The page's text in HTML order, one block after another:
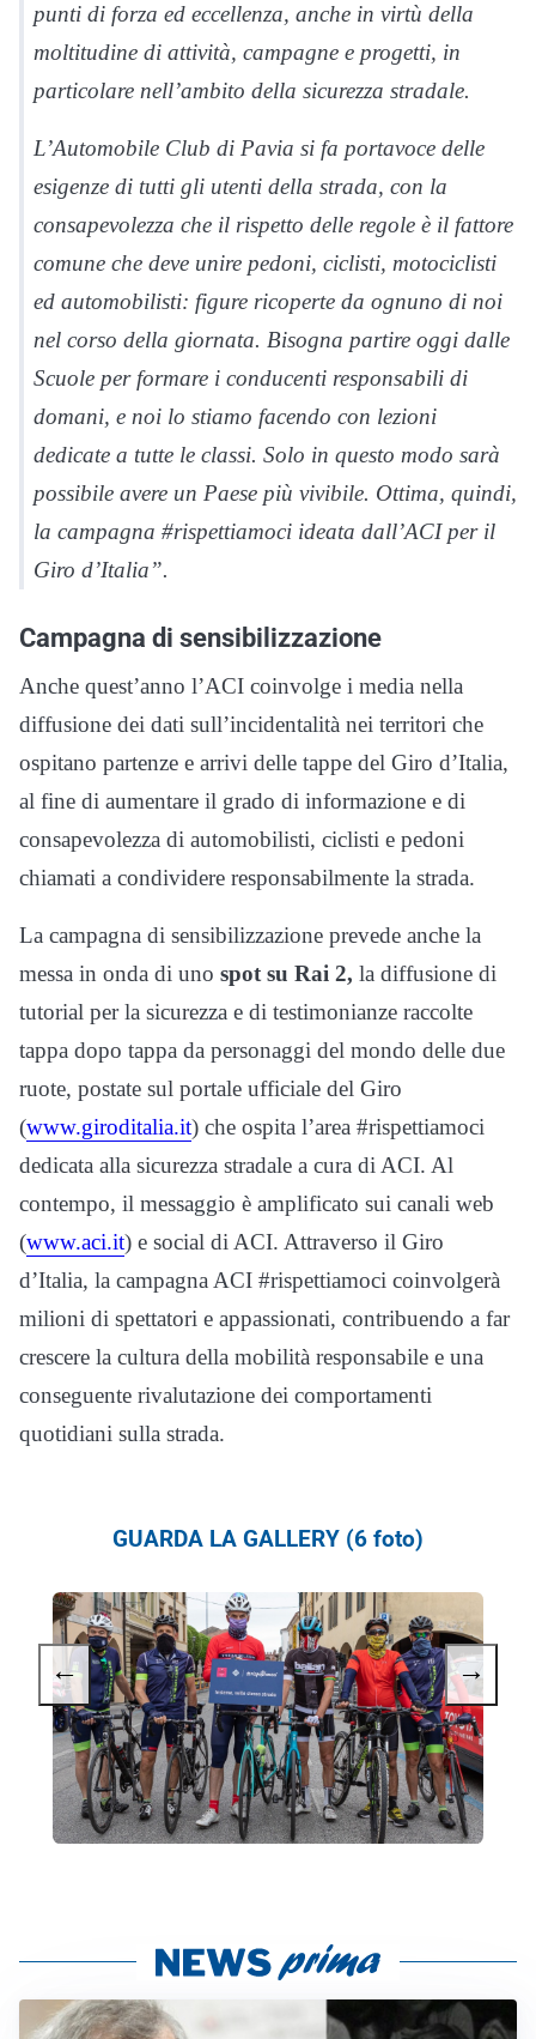
punti di forza ed eccellenza, anche in virtù della
moltitudine di attività, campagne e progetti, in
particolare nell’ambito della sicurezza stradale.
L’Automobile Club di Pavia si fa portavoce delle
esigenze di tutti gli utenti della strada, con la
consapevolezza che il rispetto delle regole è il fattore
comune che deve unire pedoni, ciclisti, motociclisti
ed automobilisti: figure ricoperte da ognuno di noi
nel corso della giornata. Bisogna partire oggi dalle
Scuole per formare i conducenti responsabili di
domani, e noi lo stiamo facendo con lezioni
dedicate a tutte le classi. Solo in questo modo sarà
possibile avere un Paese più vivibile. Ottima, quindi,
la campagna #rispettiamoci ideata dall’ACI per il
Giro d’Italia”.
Campagna di sensibilizzazione
Anche quest’anno l’ACI coinvolge i media nella
diffusione dei dati sull’incidentalità nei territori che
ospitano partenze e arrivi delle tappe del Giro d’Italia,
al fine di aumentare il grado di informazione e di
consapevolezza di automobilisti, ciclisti e pedoni
chiamati a condividere responsabilmente la strada.
La campagna di sensibilizzazione prevede anche la
messa in onda di uno spot su Rai 2, la diffusione di
tutorial per la sicurezza e di testimonianze raccolte
tappa dopo tappa da personaggi del mondo delle due
ruote, postate sul portale ufficiale del Giro
(www.giroditalia.it) che ospita l’area #rispettiamoci
dedicata alla sicurezza stradale a cura di ACI. Al
contempo, il messaggio è amplificato sui canali web
(www.aci.it) e social di ACI. Attraverso il Giro
d’Italia, la campagna ACI #rispettiamoci coinvolgerà
milioni di spettatori e appassionati, contribuendo a far
crescere la cultura della mobilità responsabile e una
conseguente rivalutazione dei comportamenti
quotidiani sulla strada.
GUARDA LA GALLERY (6 foto)
← →